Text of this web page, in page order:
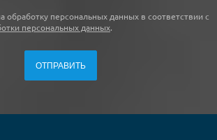
обработку персональных данных в соответствии с
персональных данных.